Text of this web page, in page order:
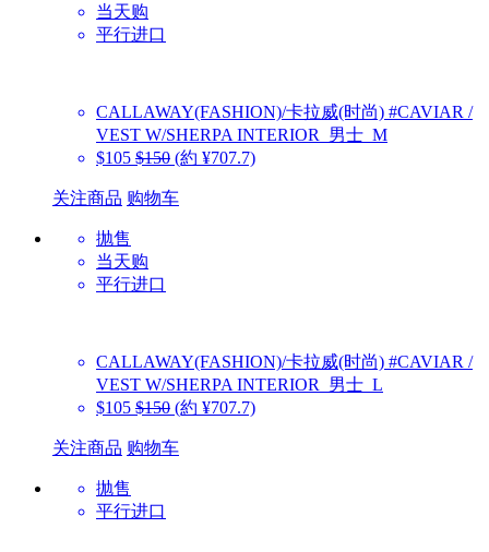
当天购
平行进口
CALLAWAY(FASHION)/卡拉威(时尚) #CAVIAR /
VEST W/SHERPA INTERIOR_男士_M
$105 $150 (約 ¥707.7)
关注商品 购物车
抛售
当天购
平行进口
CALLAWAY(FASHION)/卡拉威(时尚) #CAVIAR /
VEST W/SHERPA INTERIOR_男士_L
$105 $150 (約 ¥707.7)
关注商品 购物车
抛售
平行进口